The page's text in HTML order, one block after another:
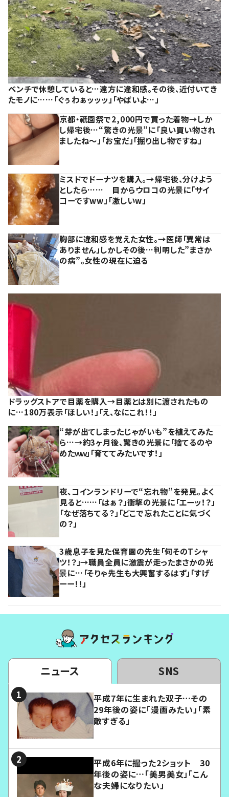
ベンチで休憩していると…遠方に違和感。その後、近付いてき
たモノに……「ぐぅわぁッッッ」「やばいよ…」
京都・祇園祭で2,000円で買った着物→しか
し帰宅後…“驚きの光景”に「良い買い物され
ましたね～」「お宝だ」「掘り出し物ですね」
ミスドでドーナツを購入。→帰宅後、分けよう
としたら…… 目からウロコの光景に「サイ
コーですww」「激しいw」
胸部に違和感を覚えた女性。→医師「異常は
ありません」しかしその後…判明した”まさか
の病”。女性の現在に迫る
ドラッグストアで目薬を購入→目薬とは別に渡されたもの
に…180万表示「ほしい！」「え、なにこれ！！」
“芽が出てしまったじゃがいも”を植えてみた
ら…→約3ヶ月後、驚きの光景に「捨てるのや
めたｗｗ」「育ててみたいです！」
夜、コインランドリーで“忘れ物”を発見。よく
見ると……「はぁ？」衝撃の光景に「エーッ！？」
「なぜ落ちてる？」「どこで忘れたことに気づく
の？」
3歳息子を見た保育園の先生「何そのTシャ
ツ！？」→職員全員に激震が走ったまさかの光
景に…「そりゃ先生も大興奮するはず」「すげ
ーー！！」
ニュース SNS
平成7年に生まれた双子…その
29年後の姿に「漫画みたい」「素
敵すぎる」
平成6年に撮った2ショット 30
年後の姿に…「美男美女」「こん
な夫婦になりたい」